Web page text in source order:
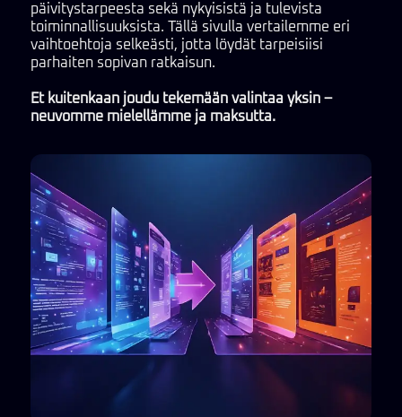
päivitystarpeesta sekä nykyisistä ja tulevista
toiminnallisuuksista. Tällä sivulla vertailemme eri
vaihtoehtoja selkeästi, jotta löydät tarpeisiisi
parhaiten sopivan ratkaisun.
Et kuitenkaan joudu tekemään valintaa yksin –
neuvomme mielellämme ja maksutta.